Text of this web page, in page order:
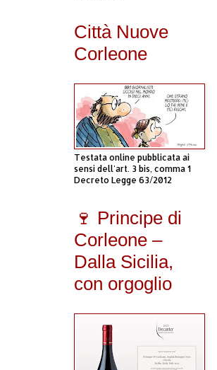
Città Nuove
Corleone
Testata online pubblicata ai
sensi dell'art. 3 bis, comma 1
Decreto Legge 63/2012
🍷 Principe di
Corleone –
Dalla Sicilia,
con orgoglio